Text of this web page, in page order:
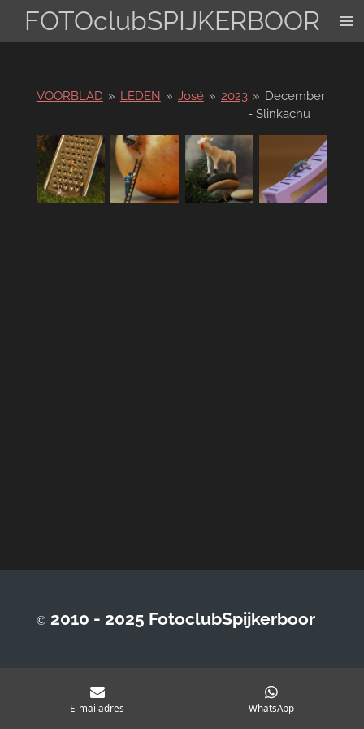
directFOTOclubSPIJKERBOOR
VOORBLAD » LEDEN » José » 2023 » December
- Slinkachu
© 2010 - 2025 FotoclubSpijkerboor
E-mailadres WhatsApp